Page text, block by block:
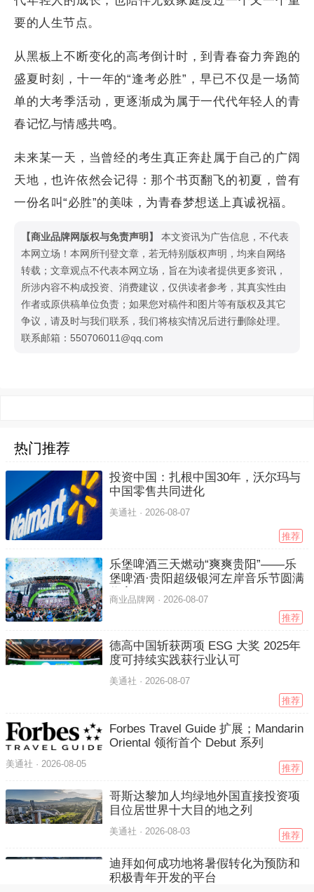
市场36载的餐饮品牌，必胜客见证了从80后到10后几
代年轻人的成长，也陪伴无数家庭度过一个又一个重
要的人生节点。
从黑板上不断变化的高考倒计时，到青春奋力奔跑的
盛夏时刻，十一年的“逢考必胜”，早已不仅是一场简
单的大考季活动，更逐渐成为属于一代代年轻人的青
春记忆与情感共鸣。
未来某一天，当曾经的考生真正奔赴属于自己的广阔
天地，也许依然会记得：那个书页翻飞的初夏，曾有
一份名叫“必胜”的美味，为青春梦想送上真诚祝福。
【商业品牌网版权与免责声明】
本文资讯为广告信息，不代表
本网立场！本网所刊登文章，若无特别版权声明，均来自网络
转载；文章观点不代表本网立场，旨在为读者提供更多资讯，
所涉内容不构成投资、消费建议，仅供读者参考，其真实性由
作者或原供稿单位负责；如果您对稿件和图片等有版权及其它
热门推荐
投资中国：扎根中国30年，沃尔玛与
中国零售共同进化
推荐
乐堡啤酒三天燃动“爽爽贵阳”——乐
堡啤酒·贵阳超级银河左岸音乐节圆满
推荐
德高中国斩获两项 ESG 大奖 2025年
度可持续实践获行业认可
推荐
Forbes Travel Guide 扩展；Mandarin
美通社 ·2026-08-05 推荐
哥斯达黎加人均绿地外国直接投资项
目位居世界十大目的地之列
美通社 ·2026-08-03 推荐